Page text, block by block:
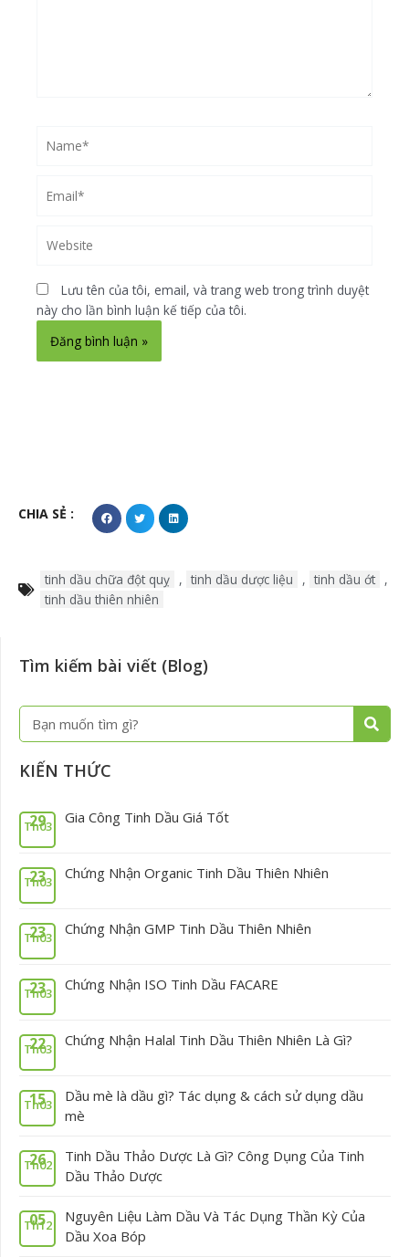
Lưu tên của tôi, email, và trang web trong trình duyệt
này cho lần bình luận kế tiếp của tôi.
CHIA SẺ :
tinh dầu chữa đột quỵ , tinh dầu dược liệu , tinh dầu ớt ,
tinh dầu thiên nhiên
Tìm kiếm bài viết (Blog)
Tìm
kiếm
Tìm
kiếm
KIẾN THỨC
29
Th03 Gia Công Tinh Dầu Giá Tốt
23
Th03 Chứng Nhận Organic Tinh Dầu Thiên Nhiên
23
Th03 Chứng Nhận GMP Tinh Dầu Thiên Nhiên
23
Th03 Chứng Nhận ISO Tinh Dầu FACARE
22
Th03 Chứng Nhận Halal Tinh Dầu Thiên Nhiên Là Gì?
15
Th03
Dầu mè là dầu gì? Tác dụng & cách sử dụng dầu
mè
26
Th02
Tinh Dầu Thảo Dược Là Gì? Công Dụng Của Tinh
Dầu Thảo Dược
05
Th12
Nguyên Liệu Làm Dầu Và Tác Dụng Thần Kỳ Của
Dầu Xoa Bóp